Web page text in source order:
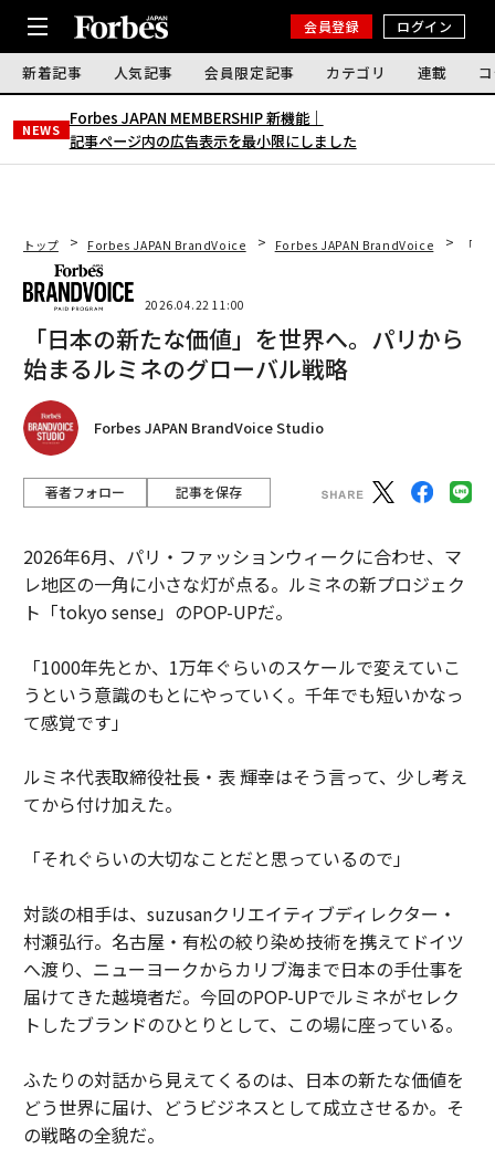
会員登録 ログイン
新着記事 人気記事 会員限定記事 カテゴリ 連載
NEWS
Forbes JAPAN MEMBERSHIP 新機能｜
記事ページ内の広告表示を最小限にしました
トップ Forbes JAPAN BrandVoice Forbes JAPAN BrandVoice 「
2026.04.22 11:00
「日本の新たな価値」を世界へ。パリから
始まるルミネのグローバル戦略
Forbes JAPAN BrandVoice Studio
著者フォロー 記事を保存
2026年6月、パリ・ファッションウィークに合わせ、マ
レ地区の一角に小さな灯が点る。ルミネの新プロジェク
ト「tokyo sense」のPOP-UPだ。
「1000年先とか、1万年ぐらいのスケールで変えていこ
うという意識のもとにやっていく。千年でも短いかなっ
て感覚です」
ルミネ代表取締役社長・表 輝幸はそう言って、少し考え
てから付け加えた。
「それぐらいの大切なことだと思っているので」
対談の相手は、suzusanクリエイティブディレクター・
村瀬弘行。名古屋・有松の絞り染め技術を携えてドイツ
へ渡り、ニューヨークからカリブ海まで日本の手仕事を
届けてきた越境者だ。今回のPOP-UPでルミネがセレク
トしたブランドのひとりとして、この場に座っている。
ふたりの対話から見えてくるのは、日本の新たな価値を
どう世界に届け、どうビジネスとして成立させるか。そ
の戦略の全貌だ。